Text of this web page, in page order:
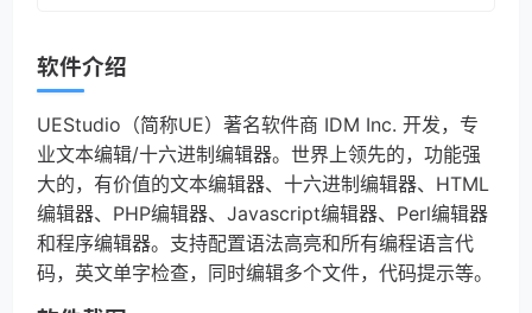
软件介绍
UEStudio（简称UE）著名软件商 IDM Inc. 开发，专
业文本编辑/十六进制编辑器。世界上领先的，功能强
大的，有价值的文本编辑器、十六进制编辑器、HTML
编辑器、PHP编辑器、Javascript编辑器、Perl编辑器
和程序编辑器。支持配置语法高亮和所有编程语言代
码，英文单字检查，同时编辑多个文件，代码提示等。